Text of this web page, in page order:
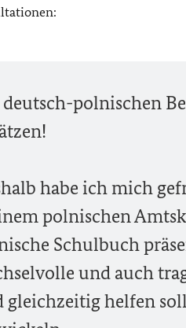
polnischen
habe ich mich
polnischen
Schulbuch
und auch
gleichzeitig helfen